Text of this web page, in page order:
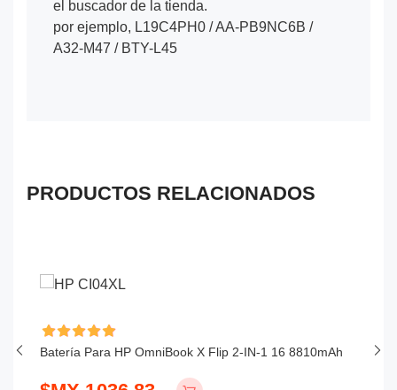
el buscador de la tienda.
por ejemplo, L19C4PH0 / AA-PB9NC6B /
A32-M47 / BTY-L45
PRODUCTOS RELACIONADOS
Batería Para HP OmniBook X Flip 2-IN-1 16 8810mAh